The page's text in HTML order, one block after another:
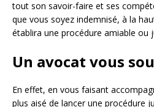
tout son savoir-faire et ses
que vous soyez indemnisé, à la
établira une procédure amiable ou
Un avocat vous
En effet, en vous faisant
plus aisé de lancer une procédure